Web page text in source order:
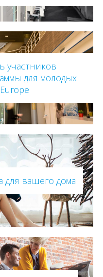
участников
для молодых
для вашего дома